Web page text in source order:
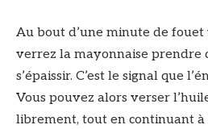
Au bout d’une minute de
verrez la mayonnaise prendre
s’épaissir. C’est le signal que
Vous pouvez alors verser
librement, tout en continuant à